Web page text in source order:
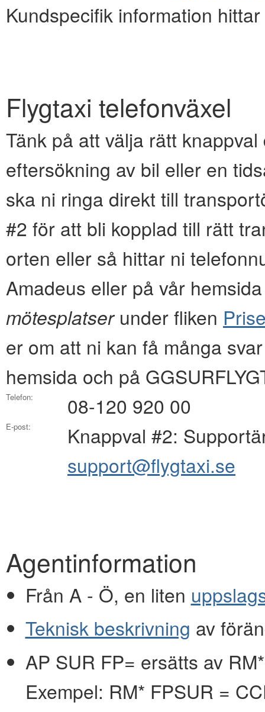
Kundspecifik information
Flygtaxi telefonväxel
Tänk på att välja rätt
eftersökning av bil eller en
ska ni ringa direkt till
#2 för att bli kopplad till rätt
orten eller så hittar ni
Amadeus eller på vår
mötesplatserunder fliken
er om att ni kan få många
hemsida och på
Telefon:
08-120 920 00
Knappval #2:
E-post:
support@flygtaxi.se
Agentinformation
Från A - Ö, en liten
Teknisk beskrivning av
AP SUR FP= ersätts av
Exempel: RM* FPSUR =